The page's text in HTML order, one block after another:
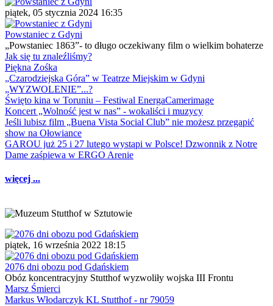
piątek, 05 stycznia 2024 16:35
Powstaniec z Gdyni
„Powstaniec 1863”- to długo oczekiwany film o wielkim bohaterze
Jak się tu znaleźliśmy?
Piękna Zośka
„Czarodziejska Góra” w Teatrze Miejskim w Gdyni
„WYZWOLENIE”...?
Święto kina w Toruniu – Festiwal EnergaCamerimage
Koncert „Wolność jest w nas” - wokaliści i muzycy
Jeśli lubisz film „Buena Vista Social Club” nie możesz przegapić
show na Ołowiance
GAROU już 25 i 27 lutego wystąpi w Polsce! Dzwonnik z Notre
Dame zaśpiewa w ERGO Arenie
więcej ...
piątek, 16 września 2022 18:15
2076 dni obozu pod Gdańskiem
Obóz koncentracyjny Stutthof wyzwoliły wojska III Frontu
Marsz Śmierci
Markus Włodarczyk KL Stutthof - nr 79059